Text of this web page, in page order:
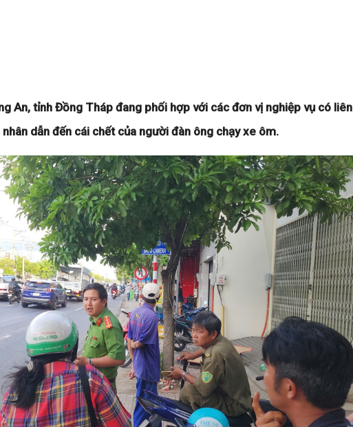
An, tỉnh Đồng Tháp đang phối hợp với các đơn vị nghiệp vụ có liên
dẫn đến cái chết của người đàn ông chạy xe ôm.